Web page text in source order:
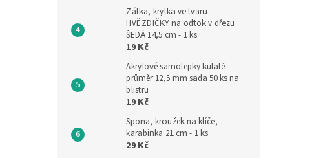
Zátka, krytka ve tvaru
HVĚZDIČKY na odtok v dřezu
ŠEDÁ 14,5 cm - 1 ks
19 Kč
Akrylové samolepky kulaté
průměr 12,5 mm sada 50 ks na
blistru
19 Kč
Spona, kroužek na klíče,
karabinka 21 cm - 1 ks
29 Kč